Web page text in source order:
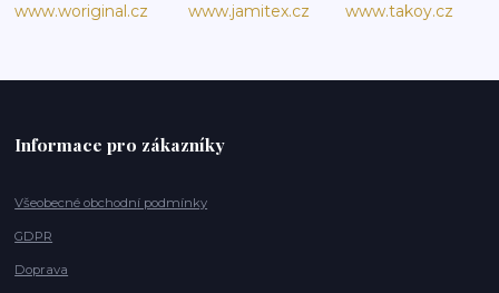
www.woriginal.cz www.jamitex.cz www.takoy.cz
Informace pro zákazníky
Všeobecné obchodní podmínky
GDPR
Doprava